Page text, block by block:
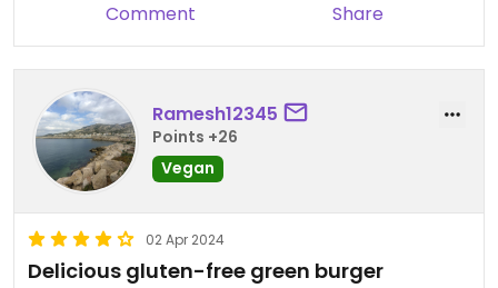
Comment Share
Ramesh12345
Points +26
Vegan
02 Apr 2024
Delicious gluten-free green burger